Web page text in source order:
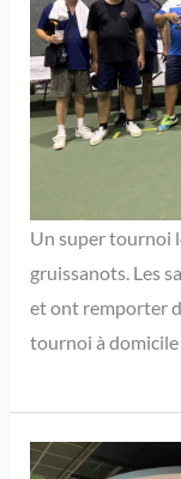
Un super tournoi
gruissanots. Les
et ont remporter
tournoi à